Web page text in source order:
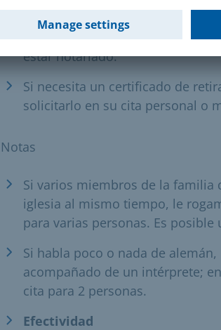
notarial. Sin embargo, el poder
expresamente con el fin de
estar notariado.
Si necesita un certificado de
solicitarlo en su cita personal o
Notas
Si varios miembros de la familia
iglesia al mismo tiempo, le
para varias personas. Es posible
Si habla poco o nada de
acompañado de un intérprete;
cita para 2 personas.
Efectividad